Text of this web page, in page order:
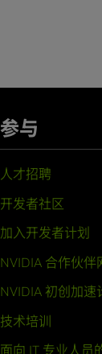
参与
人才招聘
开发者社区
加入开发者计划
NVIDIA 合作伙伴
NVIDIA 初创加速
技术培训
面向 IT 专业人员